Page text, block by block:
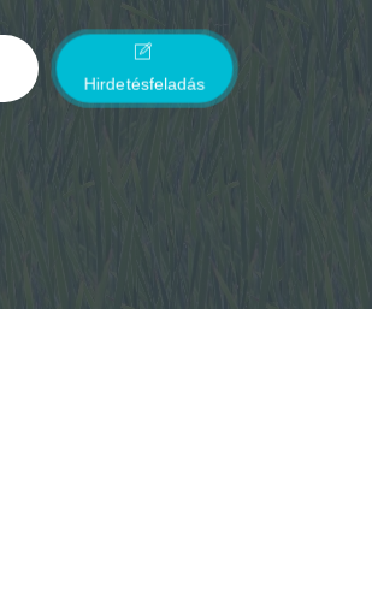
Hirdetésfeladás